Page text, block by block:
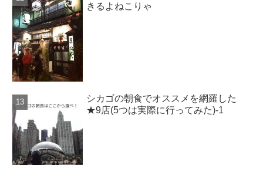
きるよねこりゃ
シカゴの朝食でオススメを網羅した
★9店(5つは実際に行ってみた)-1